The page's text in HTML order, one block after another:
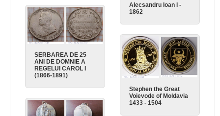
Alecsandru Ioan I -
1862
SERBAREA DE 25
ANI DE DOMNIE A
REGELUI CAROL I
(1866-1891)
Stephen the Great
Voievode of Moldavia
1433 - 1504